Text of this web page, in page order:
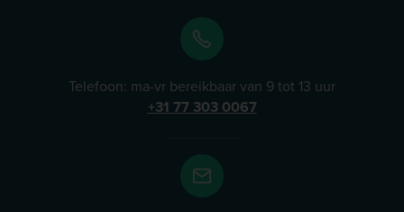
Telefoon: ma-vr bereikbaar van 9 tot 13 uur
+31 77 303 0067